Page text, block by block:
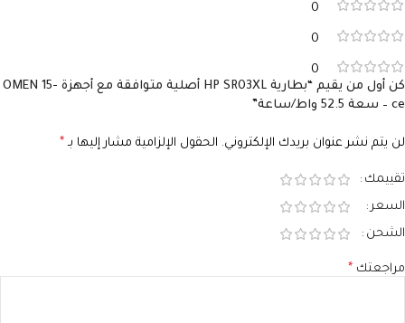
0
0
0
كن أول من يقيم “بطارية HP SR03XL أصلية متوافقة مع أجهزة OMEN 15-
ce – سعة 52.5 واط/ساعة”
لن يتم نشر عنوان بريدك الإلكتروني. الحقول الإلزامية مشار إليها بـ *
تقييمك
السعر
الشحن
مراجعتك *